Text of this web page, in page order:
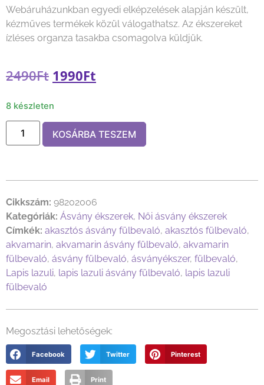
Webáruházunkban egyedi elképzelések alapján készült,
kézműves termékek közül válogathatsz. Az ékszereket
ízléses organza tasakba csomagolva küldjük.
2490Ft 1990Ft
8 készleten
KOSÁRBA TESZEM
Cikkszám: 98202006
Kategóriák: Ásvány ékszerek, Női ásvány ékszerek
Címkék: akasztós ásvány fülbevaló, akasztós fülbevaló,
akvamarin, akvamarin ásvány fülbevaló, akvamarin
fülbevaló, ásvány fülbevaló, ásványékszer, fülbevaló,
Lapis lazuli, lapis lazuli ásvány fülbevaló, lapis lazuli
fülbevaló
Megosztási lehetőségek:
Facebook Twitter Pinterest
Email Print